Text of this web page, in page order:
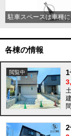
駐車スペースは車種
各棟の情報
2